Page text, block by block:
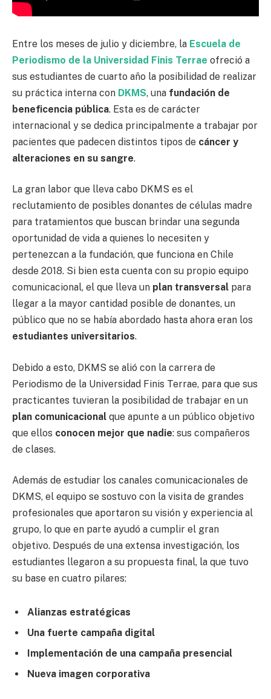
Entre los meses de julio y diciembre, la Escuela de
Periodismo de la Universidad Finis Terrae ofreció a
sus estudiantes de cuarto año la posibilidad de realizar
su práctica interna con DKMS, una fundación de
beneficencia pública. Esta es de carácter
internacional y se dedica principalmente a trabajar por
pacientes que padecen distintos tipos de cáncer y
alteraciones en su sangre.
La gran labor que lleva cabo DKMS es el
reclutamiento de posibles donantes de células madre
para tratamientos que buscan brindar una segunda
oportunidad de vida a quienes lo necesiten y
pertenezcan a la fundación, que funciona en Chile
desde 2018. Si bien esta cuenta con su propio equipo
comunicacional, el que lleva un plan transversal para
llegar a la mayor cantidad posible de donantes, un
público que no se había abordado hasta ahora eran los
estudiantes universitarios.
Debido a esto, DKMS se alió con la carrera de
Periodismo de la Universidad Finis Terrae, para que sus
practicantes tuvieran la posibilidad de trabajar en un
plan comunicacional que apunte a un público objetivo
que ellos conocen mejor que nadie: sus compañeros
de clases.
Además de estudiar los canales comunicacionales de
DKMS, el equipo se sostuvo con la visita de grandes
profesionales que aportaron su visión y experiencia al
grupo, lo que en parte ayudó a cumplir el gran
objetivo. Después de una extensa investigación, los
estudiantes llegaron a su propuesta final, la que tuvo
su base en cuatro pilares:
Alianzas estratégicas
Una fuerte campaña digital
Implementación de una campaña presencial
Nueva imagen corporativa